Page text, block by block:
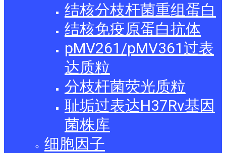
结核分枝杆菌重组蛋白
结核免疫原蛋白抗体
pMV261/pMV361过表
达质粒
分枝杆菌荧光质粒
耻垢过表达H37Rv基因
菌株库
细胞因子